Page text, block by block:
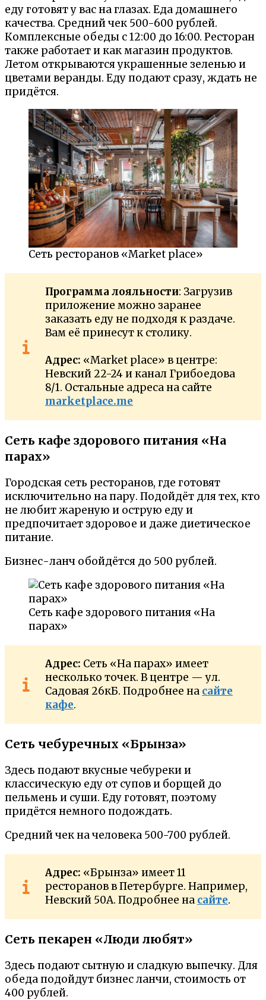
еду готовят у вас на глазах. Еда домашнего
качества. Средний чек 500-600 рублей.
Комплексные обеды с 12:00 до 16:00. Ресторан
также работает и как магазин продуктов.
Летом открываются украшенные зеленью и
цветами веранды. Еду подают сразу, ждать не
придётся.
Сеть ресторанов «Market place»
Программа лояльности: Загрузив
приложение можно заранее
заказать еду не подходя к раздаче.
Вам её принесут к столику.
Адрес: «Market place» в центре:
Невский 22-24 и канал Грибоедова
8/1. Остальные адреса на сайте
marketplace.me
Сеть кафе здорового питания «На
парах»
Городская сеть ресторанов, где готовят
исключительно на пару. Подойдёт для тех, кто
не любит жареную и острую еду и
предпочитает здоровое и даже диетическое
питание.
Бизнес-ланч обойдётся до 500 рублей.
Сеть кафе здорового питания «На
парах»
Адрес: Сеть «На парах» имеет
несколько точек. В центре — ул.
Садовая 26кБ. Подробнее на сайте
кафе.
Сеть чебуречных «Брынза»
Здесь подают вкусные чебуреки и
классическую еду от супов и борщей до
пельмень и суши. Еду готовят, поэтому
придётся немного подождать.
Средний чек на человека 500-700 рублей.
Адрес: «Брынза» имеет 11
ресторанов в Петербурге. Например,
Невский 50А. Подробнее на сайте.
Сеть пекарен «Люди любят»
Здесь подают сытную и сладкую выпечку. Для
обеда подойдут бизнес ланчи, стоимость от
400 рублей.